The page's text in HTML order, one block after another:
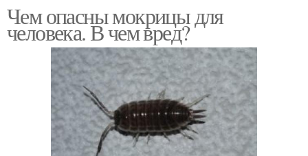
Чем опасны мокрицы для
человека. В чем вред?